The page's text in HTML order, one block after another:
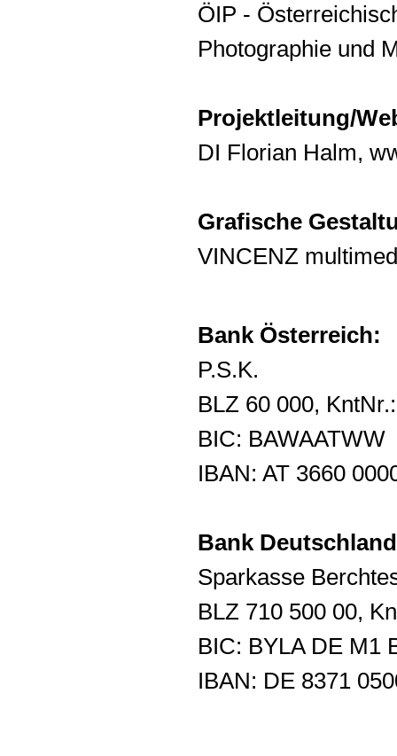
ÖIP -
Photographie und
Projektleitung/
DI Florian Halm,
Grafische
VINCENZ
Bank Österreich:
P.S.K.
BLZ 60 000,
BIC: BAWAATWW
IBAN: AT 3660
Bank
Sparkasse
BLZ 710 500 00,
BIC: BYLA DE M1
IBAN: DE 8371